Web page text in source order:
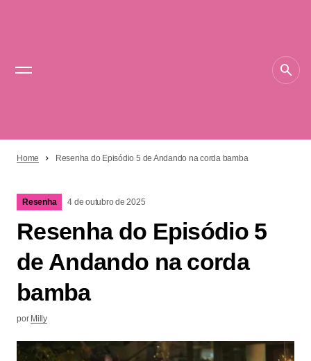
Home Resenha do Episódio 5 de Andando na corda bamba
Resenha 4 de outubro de 2025
Resenha do Episódio 5
de Andando na corda
bamba
por Milly